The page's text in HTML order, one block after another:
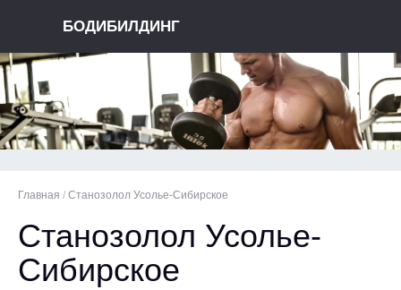
БОДИБИЛДИНГ
Главная / Станозолол Усолье-Сибирское
Станозолол Усолье-
Сибирское